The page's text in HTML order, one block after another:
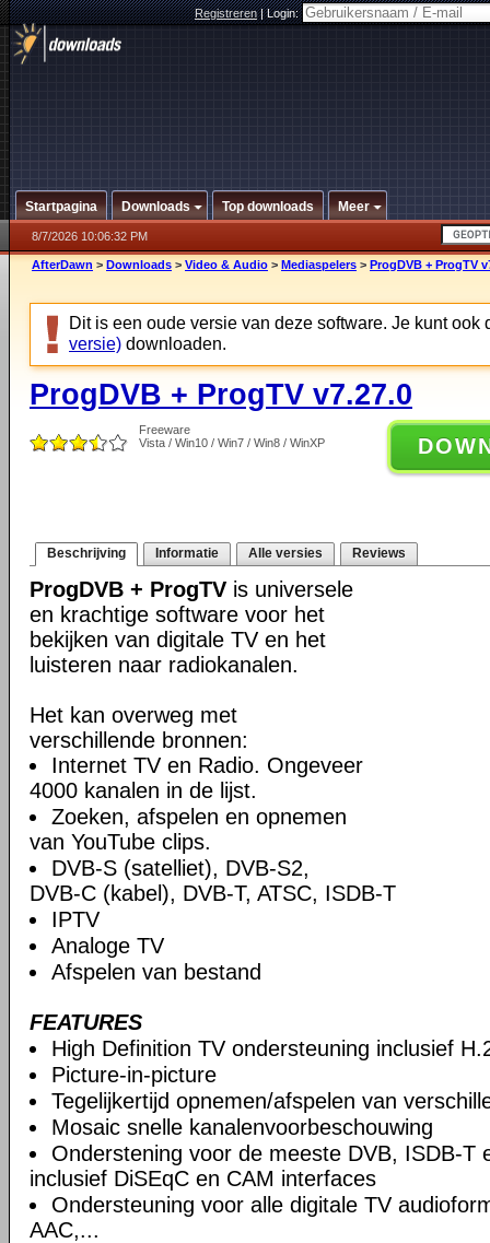
Registreren|Login:
Startpagina Downloads Top downloads Meer
8/7/2026 10:06:32 PM
AfterDawn > Downloads > Video & Audio > Mediaspelers > ProgDVB + ProgTV
Dit is een oude versie van deze software. Je kunt ook
versie) downloaden.
ProgDVB + ProgTV v7.27.0
Freeware
Vista / Win10 / Win7 / Win8 / WinXP
Beschrijving Informatie Alle versies Reviews
ProgDVB + ProgTV is universele
en krachtige software voor het
bekijken van digitale TV en het
luisteren naar radiokanalen.
Het kan overweg met
verschillende bronnen:
Internet TV en Radio. Ongeveer
4000 kanalen in de lijst.
Zoeken, afspelen en opnemen
van YouTube clips.
DVB-S (satelliet), DVB-S2,
DVB-C (kabel), DVB-T, ATSC, ISDB-T
IPTV
Analoge TV
Afspelen van bestand
FEATURES
High Definition TV ondersteuning inclusief
Picture-in-picture
Tegelijkertijd opnemen/afspelen van
Mosaic snelle kanalenvoorbeschouwing
Onderstening voor de meeste DVB, ISDB-T
inclusief DiSEqC en CAM interfaces
Ondersteuning voor alle digitale TV
AAC,...